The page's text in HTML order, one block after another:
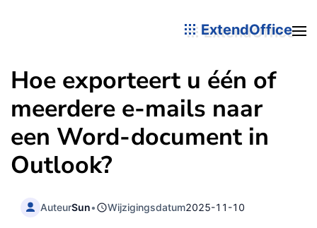
ExtendOffice
Hoe exporteert u één of
meerdere e-mails naar
een Word-document in
Outlook?
AuteurSun• Wijzigingsdatum2025-11-10